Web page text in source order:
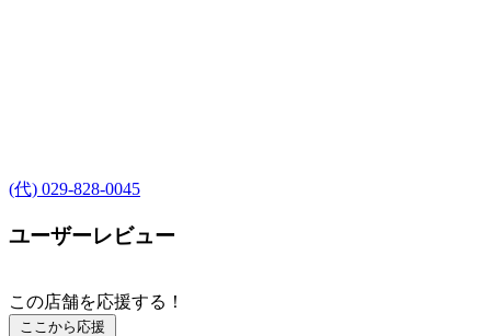
(代) 029-828-0045
ユーザーレビュー
この店舗を応援する！
ここから応援